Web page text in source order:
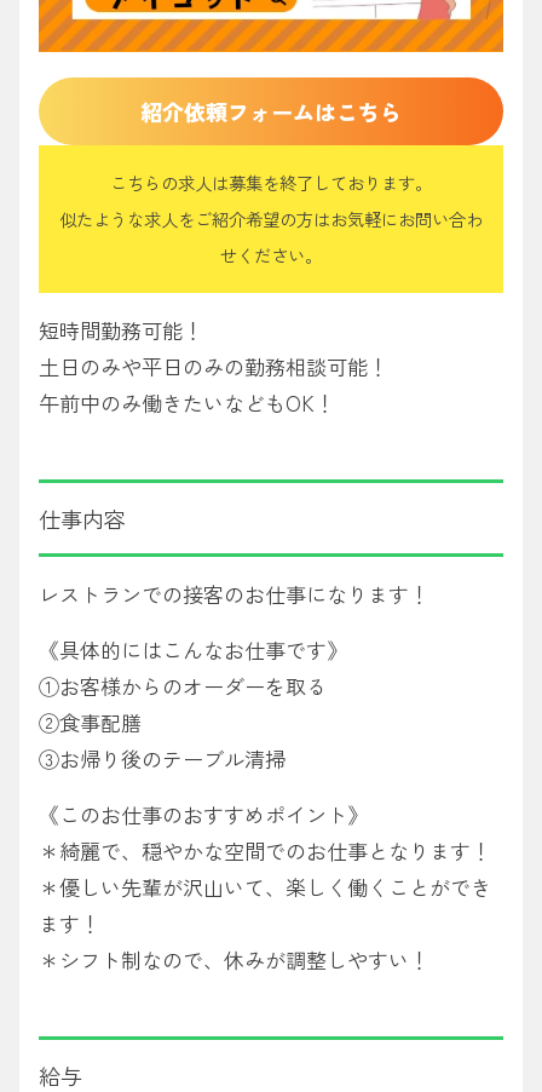
紹介依頼フォームはこちら
こちらの求人は募集を終了しております。
似たような求人をご紹介希望の方はお気軽にお問い合わ
せください。
短時間勤務可能！
土日のみや平日のみの勤務相談可能！
午前中のみ働きたいなどもOK！
仕事内容
レストランでの接客のお仕事になります！
《具体的にはこんなお仕事です》
①お客様からのオーダーを取る
②食事配膳
③お帰り後のテーブル清掃
《このお仕事のおすすめポイント》
＊綺麗で、穏やかな空間でのお仕事となります！
＊優しい先輩が沢山いて、楽しく働くことができ
ます！
＊シフト制なので、休みが調整しやすい！
給与